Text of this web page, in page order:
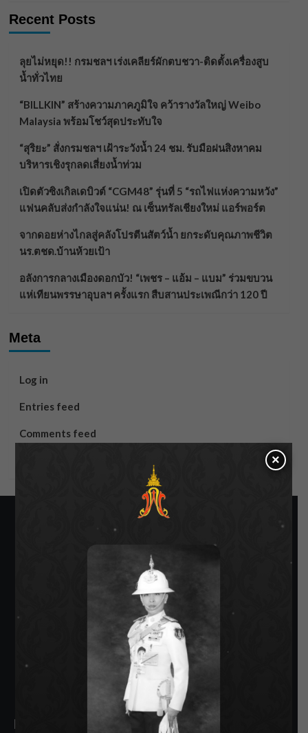
Recent Posts
ลุยไม่หยุด!! กรมชลฯ เร่งเคลียร์ผักตบชวา-ติดตั้งเครื่องสูบ
น้ำทั่วไทย
“BILLKIN” สร้างความภาคภูมิใจ คว้ารางวัลใหญ่ Weibo
Malaysia พร้อมโชว์สุดประทับใจ
“สุริยะ” สั่งกรมชลฯ เฝ้าระวังน้ำ 24 ชม. รับมือฝนสิงหาคม
บริหารเชิงรุกลดเสี่ยงน้ำท่วม
เปิดตัวซิงเกิลเดบิวต์ “CGM48” รุ่นที่ 5 “รถไฟแห่งความหวัง”
แฟนคลับส่งกำลังใจแน่น! ณ เซ็นทรัลเชียงใหม่ แอร์พอร์ต
จากดอยห่างไกลสู่คลังโปรตีนสัตว์น้ำ ยกระดับคุณภาพชีวิต
นร.ตชด.บ้านห้วยเป้า
อลังการกลางเมืองดอกบัว! “เพชร – แอ้ม – แบม” ร่วมขบวน
แห่เทียนพรรษาอุบลฯ ครั้งแรก สืบสานประเพณีกว่า 120 ปี
Meta
Log in
Entries feed
Comments feed
SIAMRATH VARIETY
THE BEST ENTERTAINMENT
Recent Posts
×